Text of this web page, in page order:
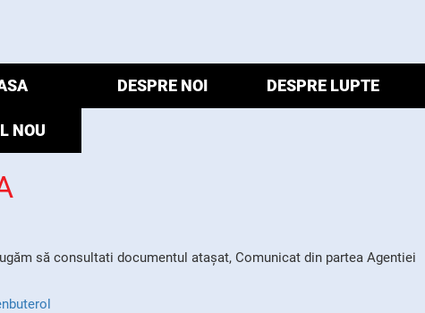
DESPRE NOI DESPRE LUPTE
NOU
să consultati documentul atașat, Comunicat din partea Agentiei